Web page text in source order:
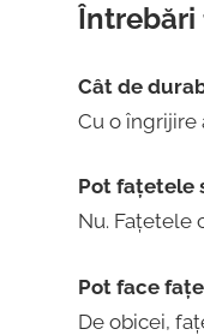
Întrebări
Cât de
Cu o îngrijire
Pot fațetele
Nu. Fațetele
Pot face
De obicei,